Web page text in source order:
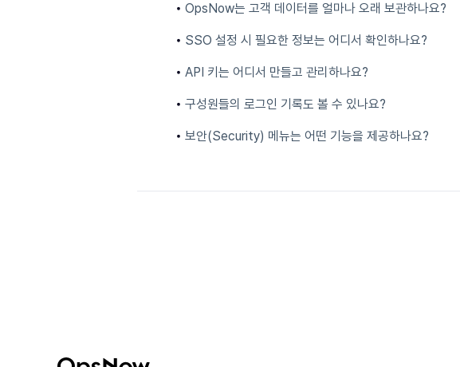
OpsNow는 고객 데이터를 얼마나 오래 보관하나요?
SSO 설정 시 필요한 정보는 어디서 확인하나요?
API 키는 어디서 만들고 관리하나요?
구성원들의 로그인 기록도 볼 수 있나요?
보안(Security) 메뉴는 어떤 기능을 제공하나요?